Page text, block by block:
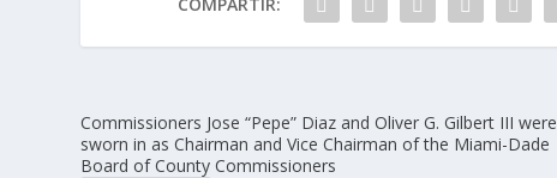
Commissioners Jose “Pepe” Diaz and Oliver G. Gilbert III were
sworn in as Chairman and Vice Chairman of the Miami-Dade
Board of County Commissioners